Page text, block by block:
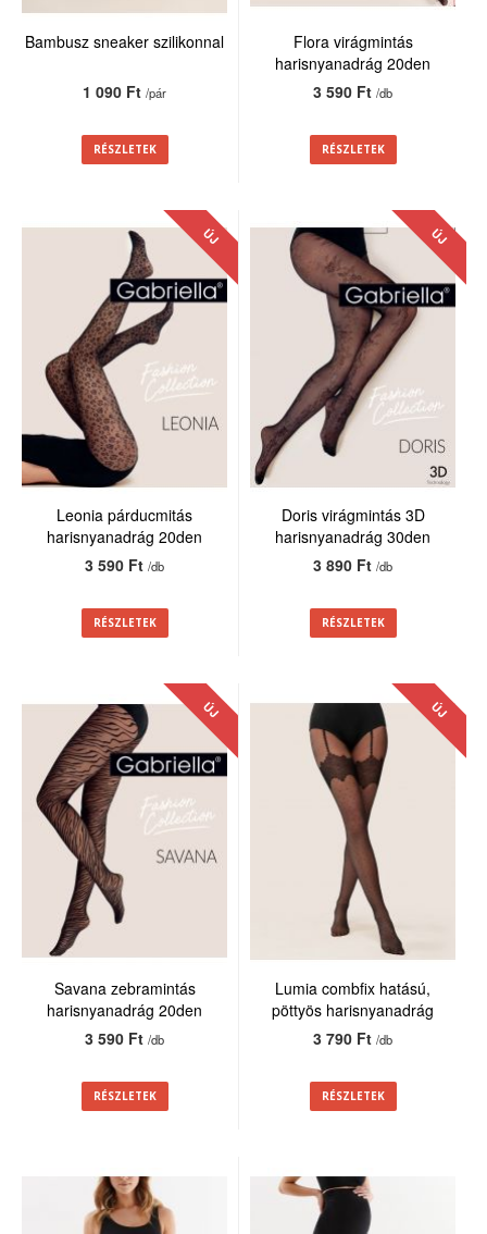
Bambusz sneaker szilikonnal
1 090 Ft/pár
RÉSZLETEK
Flora virágmintás
harisnyanadrág 20den
3 590 Ft/db
RÉSZLETEK
ÚJ
Leonia párducmitás
harisnyanadrág 20den
3 590 Ft/db
RÉSZLETEK
ÚJ
Doris virágmintás 3D
harisnyanadrág 30den
3 890 Ft/db
RÉSZLETEK
ÚJ
Savana zebramintás
harisnyanadrág 20den
3 590 Ft/db
RÉSZLETEK
ÚJ
Lumia combfix hatású,
pöttyös harisnyanadrág
20den
3 790 Ft/db
RÉSZLETEK